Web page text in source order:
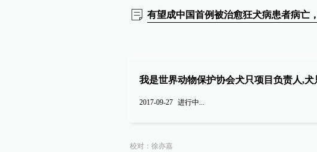
有望成中国首例被治愈狂犬病患者病亡
我是世界动物保护协会犬只项目负责人,
2017-09-27 进行中...
校对： 徐亦嘉